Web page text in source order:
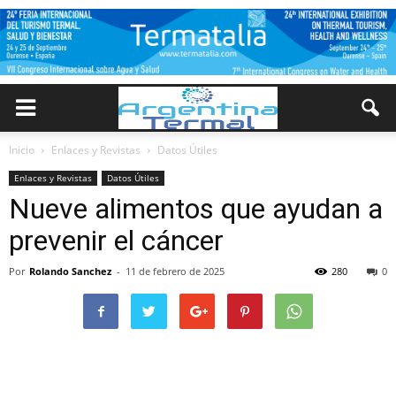
Inicio Enlaces y Revistas Datos Útiles
Enlaces y Revistas Datos Útiles
Nueve alimentos que ayudan a
prevenir el cáncer
Por Rolando Sanchez - 11 de febrero de 2025 0
280